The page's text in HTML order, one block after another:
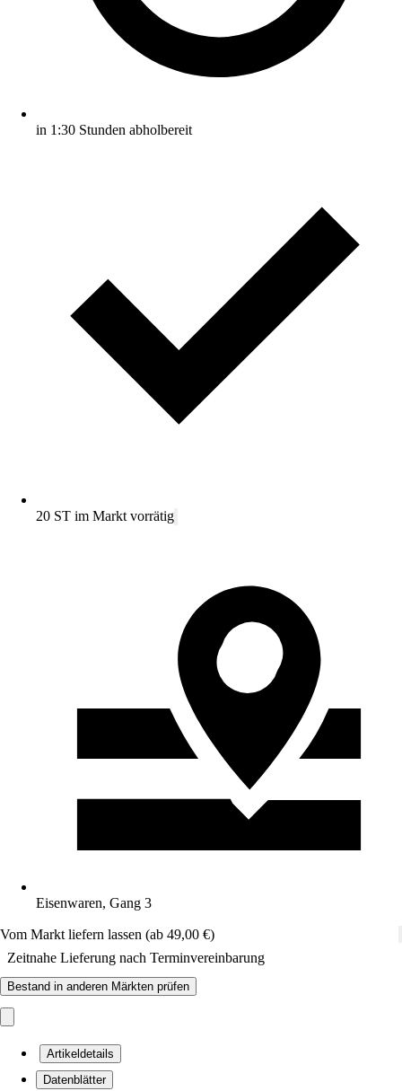
in 1:30 Stunden abholbereit
20 ST im Markt vorrätig
Eisenwaren, Gang 3
Vom Markt liefern lassen (ab 49,00 €)
Zeitnahe Lieferung nach Terminvereinbarung
Bestand in anderen Märkten prüfen
Artikeldetails
Datenblätter